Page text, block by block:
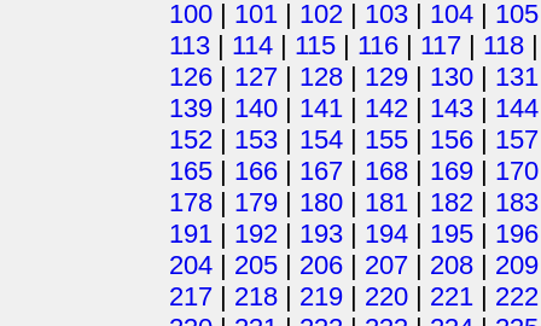
100 | 101 | 102 | 103 | 104 | 105
113 | 114 | 115 | 116 | 117 | 118
126 | 127 | 128 | 129 | 130 | 131
139 | 140 | 141 | 142 | 143 | 144
152 | 153 | 154 | 155 | 156 | 157
165 | 166 | 167 | 168 | 169 | 170
178 | 179 | 180 | 181 | 182 | 183
191 | 192 | 193 | 194 | 195 | 196
204 | 205 | 206 | 207 | 208 | 209
217 | 218 | 219 | 220 | 221 | 222